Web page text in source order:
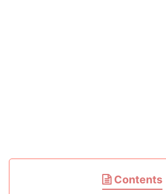
Contents